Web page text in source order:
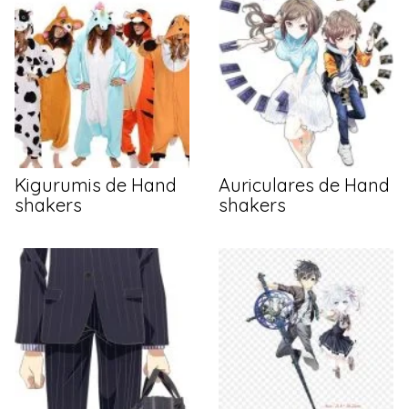
Kigurumis de Hand
shakers
Auriculares de Hand
shakers